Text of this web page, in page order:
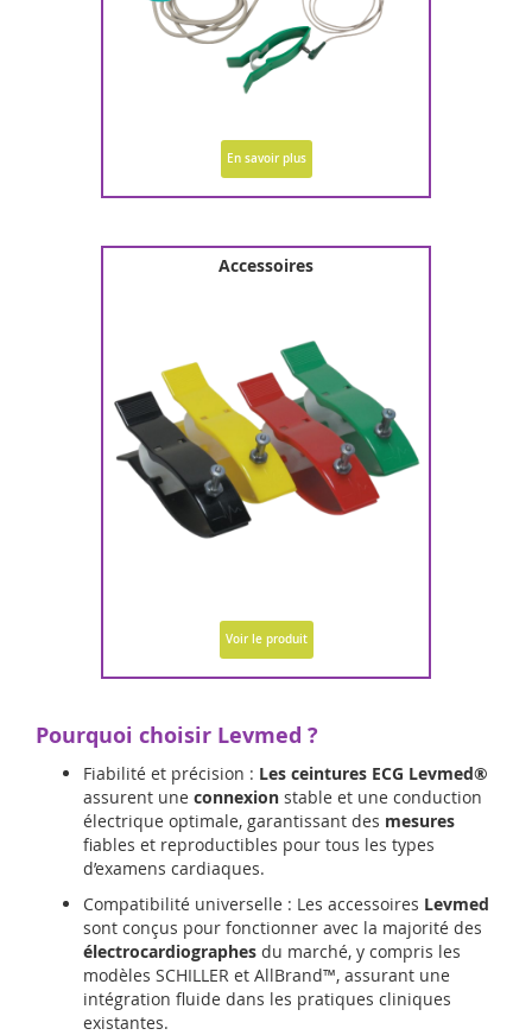
En savoir plus
Accessoires
Voir le produit
Pourquoi choisir Levmed ?
Fiabilité et précision : Les ceintures ECG Levmed®
assurent une connexion stable et une conduction
électrique optimale, garantissant des mesures
fiables et reproductibles pour tous les types
d’examens cardiaques.
Compatibilité universelle : Les accessoires Levmed
sont conçus pour fonctionner avec la majorité des
électrocardiographes du marché, y compris les
modèles SCHILLER et AllBrand™, assurant une
intégration fluide dans les pratiques cliniques
existantes.